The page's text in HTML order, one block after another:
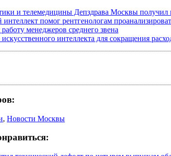
и телемедицины Депздрава Москвы получил
помог рентгенологам
менеджеров среднего звена
интеллекта для сокращения
, Новости Москвы